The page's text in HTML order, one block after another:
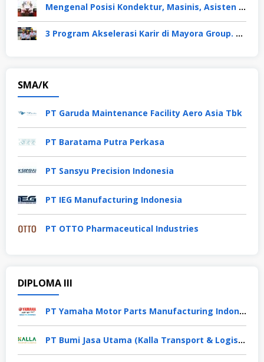
Mengenal Posisi Kondektur, Masinis, Asisten PPKA, Pemeliharaan Sarana dan Prasarana, Polsuska (Polisi Khusus Kereta Api), di PT KAI
3 Program Akselerasi Karir di Mayora Group. Apa Saja? Berikut Penjelasannya
SMA/K
PT Garuda Maintenance Facility Aero Asia Tbk
PT Baratama Putra Perkasa
PT Sansyu Precision Indonesia
PT IEG Manufacturing Indonesia
PT OTTO Pharmaceutical Industries
DIPLOMA III
PT Yamaha Motor Parts Manufacturing Indonesia
PT Bumi Jasa Utama (Kalla Transport & Logistics)